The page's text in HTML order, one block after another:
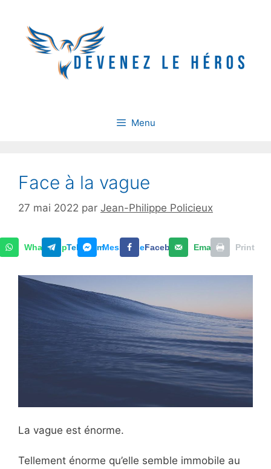
contenu
Menu
Face à la vague
27 mai 2022 par Jean-Philippe Policieux
WhatsAppTelegramMessengerFacebook Email Print
La vague est énorme.
Tellement énorme qu’elle semble immobile au